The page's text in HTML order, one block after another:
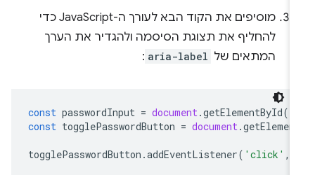
מוסיפים את הקוד הבא לעורך ה-JavaScript כדי
להחליף את תצוגת הסיסמה ולהגדיר את הערך
המתאים של aria-label
:
const passwordInput = document.getElementById
const togglePasswordButton = document.
togglePasswordButton.addEventListener('click'